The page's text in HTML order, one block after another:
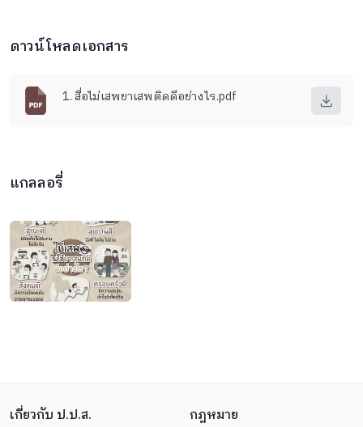
ดาวน์โหลดเอกสาร
1. สื่อไม่เสพยาเสพติดดีอย่างไร.pdf
แกลลอรี่
เกี่ยวกับ ป.ป.ส. กฎหมาย